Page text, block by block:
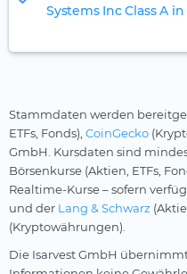
Systems Inc Class A in
Stammdaten werden
ETFs, Fonds), CoinGecko
GmbH. Kursdaten sind
Börsenkurse (Aktien, ETFs,
Realtime-Kurse – sofern
und der Lang & Schwarz
(Kryptowährungen).
Die Isarvest GmbH